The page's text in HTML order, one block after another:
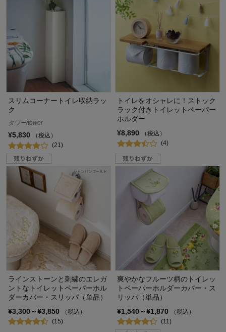
スリムコーナートイレ収納ラッ
ク
タワー/tower
¥5,830
（税込）
(21)
トイレをオシャレに！ストック
ラック付きトイレットペーパー
ホルダー
¥8,890
（税込）
(4)
ラインストーンと刺繍のエレガ
ントなトイレットペーパーホル
ダーカバー・スリッパ（単品）
¥3,300～¥3,850
（税込）
(15)
爽やかなフルーツ柄のトイレッ
トペーパーホルダーカバー・ス
リッパ（単品）
¥1,540～¥1,870
（税込）
(11)